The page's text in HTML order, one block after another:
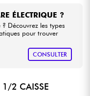
ÉLECTRIQUE ?
Découvrez les types
pour trouver
CONSULTER
1/2 CAISSE